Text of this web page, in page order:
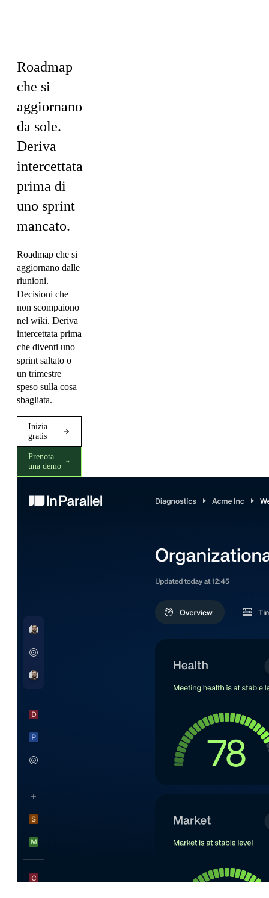
Roadmap
che si
aggiornano
da sole.
Deriva
intercettata
prima di
uno sprint
mancato.
Roadmap che si
aggiornano dalle
riunioni.
Decisioni che
non scompaiono
nel wiki. Deriva
intercettata prima
che diventi uno
sprint saltato o
un trimestre
speso sulla cosa
sbagliata.
Inizia
gratis
Prenota
una demo